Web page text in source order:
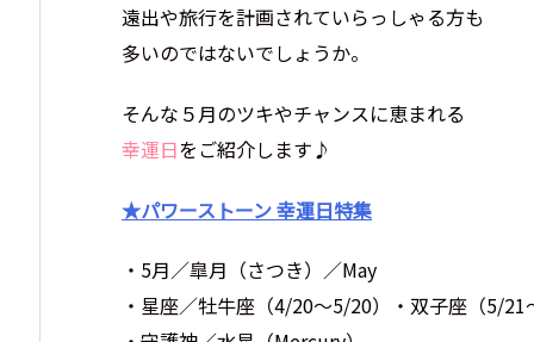
遠出や旅行を計画されていらっしゃる方も
多いのではないでしょうか。
そんな５月のツキやチャンスに恵まれる
幸運日をご紹介します♪
★パワーストーン 幸運日特集
・5月／皐月（さつき）／May
・星座／牡牛座（4/20～5/20）・双子座（5/